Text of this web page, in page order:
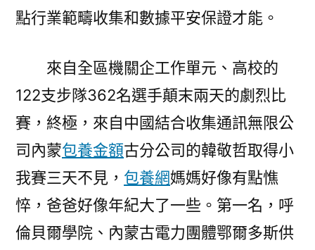
點行業範疇收集和數據平安保證才能。
來自全區機關企工作單元、高校的
122支步隊362名選手顛末兩天的劇烈比
賽，終極，來自中國結合收集通訊無限公
司內蒙包養金額古分公司的韓敬哲取得小
我賽三天不見， 包養網媽媽好像有點憔
悴，爸爸好像年紀大了一些。第一名，呼
倫貝爾學院、內蒙古電力團體鄂爾多斯供